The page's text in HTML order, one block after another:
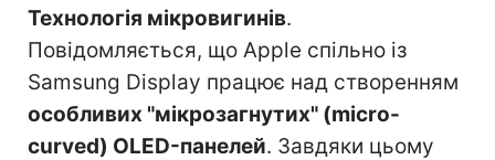
Технологія мікровигинів.
Повідомляється, що Apple спільно із
Samsung Display працює над створенням
особливих "мікрозагнутих" (micro-
curved) OLED-панелей. Завдяки цьому